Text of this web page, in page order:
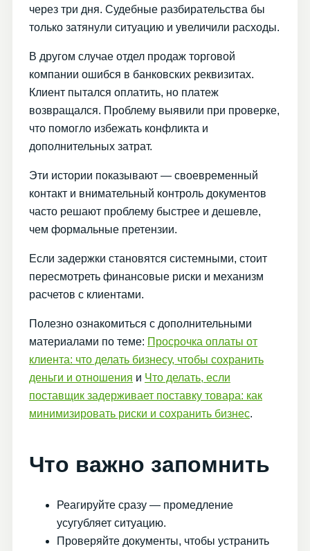
через три дня. Судебные разбирательства бы
только затянули ситуацию и увеличили расходы.
В другом случае отдел продаж торговой
компании ошибся в банковских реквизитах.
Клиент пытался оплатить, но платеж
возвращался. Проблему выявили при проверке,
что помогло избежать конфликта и
дополнительных затрат.
Эти истории показывают — своевременный
контакт и внимательный контроль документов
часто решают проблему быстрее и дешевле,
чем формальные претензии.
Если задержки становятся системными, стоит
пересмотреть финансовые риски и механизм
расчетов с клиентами.
Полезно ознакомиться с дополнительными
материалами по теме: Просрочка оплаты от
клиента: что делать бизнесу, чтобы сохранить
деньги и отношения и Что делать, если
поставщик задерживает поставку товара: как
минимизировать риски и сохранить бизнес.
Что важно запомнить
Реагируйте сразу — промедление
усугубляет ситуацию.
Проверяйте документы, чтобы устранить